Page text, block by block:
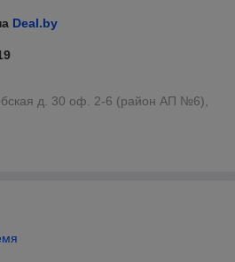
Deal.by
д. 30 оф. 2-6 (район АП №6),